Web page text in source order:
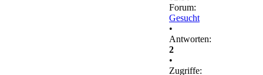
Forum:
Gesucht
•
Antworten:
2
•
Zugriffe: